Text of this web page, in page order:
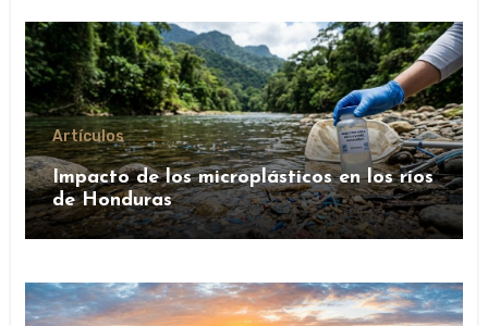
Artículos
Impacto de los microplásticos en los ríos
de Honduras